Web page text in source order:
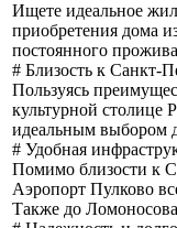
Ищете идеальное
приобретения дома
постоянного
# Близость к Санкт-
Пользуясь
культурной столице
идеальным выбором
# Удобная
Помимо близости к
Аэропорт Пулково
Также до